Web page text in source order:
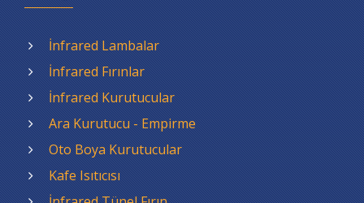
İnfrared Lambalar
İnfrared Fırınlar
İnfrared Kurutucular
Ara Kurutucu - Empirme
Oto Boya Kurutucular
Kafe Isıtıcısı